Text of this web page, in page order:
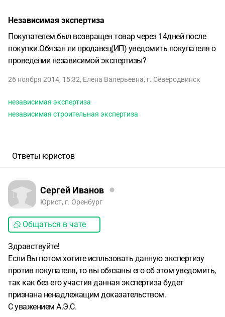
Независимая экспертиза
Покупателем был возвращен товар через 14дней после
покупки.Обязан ли продавец(ИП) уведомить покупателя о
проведении независимой экспертизы?
26 ноября 2014, 15:32, Елена Валерьевна, г. Северодвинск
независимая экспертиза
независимая строительная экспертиза
Ответы юристов
Сергей Иванов
Юрист, г. Оренбург
Общаться в чате
Здравствуйте!
Если Вы потом хотите испльзовать данную экспертизу
против покупателя, то вы обязаны его об этом уведомить,
так как без его участия данная экспертиза будет
признана ненадлежащим доказательством.
С уважением А.Э.С.